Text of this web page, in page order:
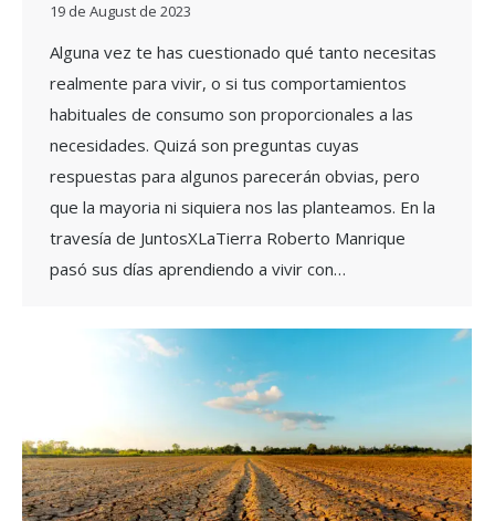
19 de August de 2023
Alguna vez te has cuestionado qué tanto necesitas
realmente para vivir, o si tus comportamientos
habituales de consumo son proporcionales a las
necesidades. Quizá son preguntas cuyas
respuestas para algunos parecerán obvias, pero
que la mayoria ni siquiera nos las planteamos. En la
travesía de JuntosXLaTierra Roberto Manrique
pasó sus días aprendiendo a vivir con…